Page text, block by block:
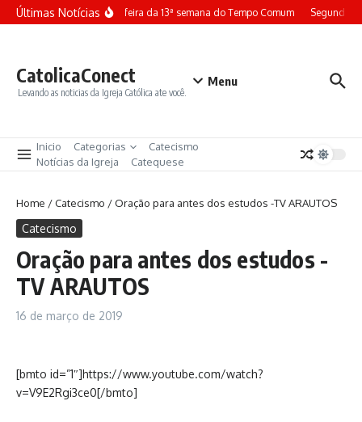
Ir para o conteúdo
Últimas NotíciasTerça-feira da 13ª semana do Tempo Comum Segunda-
CatolicaConect
Levando as noticias da Igreja Católica ate você.
Menu
Inicio Categorias
Catecismo
Notícias da Igreja
Catequese
Home /Catecismo /Oração para antes dos estudos -TV ARAUTOS
Catecismo
Oração para antes dos estudos -
TV ARAUTOS
16 de março de 2019
[bmto id=”1″]https://www.youtube.com/watch?
v=V9E2Rgi3ce0[/bmto]